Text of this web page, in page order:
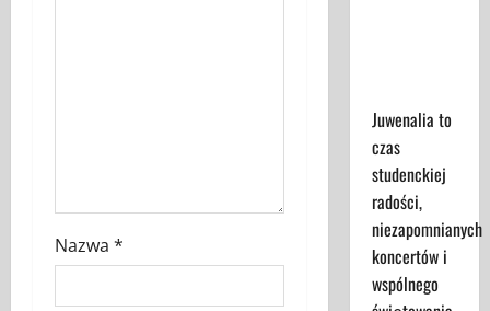
Nazwa *
Juwenalia to
czas
studenckiej
radości,
niezapomnianych
koncertów i
wspólnego